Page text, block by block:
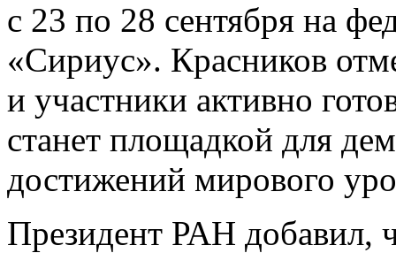
с 23 по 28 сентября на
«Сириус». Красников
и участники активно
станет площадкой для
достижений мирового
Президент РАН добавил,